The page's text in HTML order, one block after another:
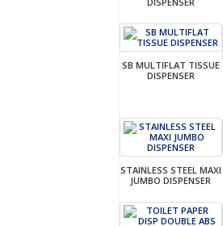
SB MULTIFLAT TISSUE
DISPENSER
STAINLESS STEEL MAXI
JUMBO DISPENSER